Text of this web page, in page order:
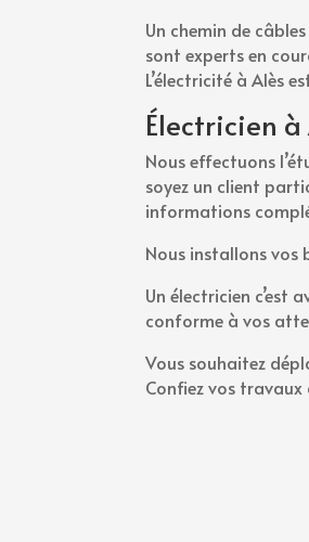
Un chemin de
sont experts en
L’électricité à Alès
Électricien
Nous effectuons
soyez un client
informations
Nous installons vos
Un électricien c’est
conforme à vos
Vous souhaitez
Confiez vos travaux